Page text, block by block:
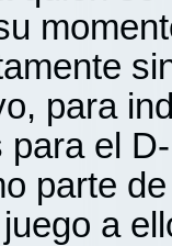
para
para el
parte
a